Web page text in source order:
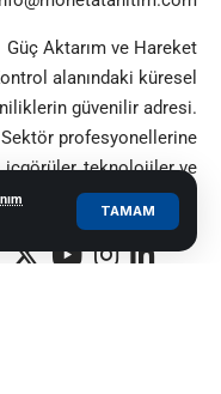
TAMAM
Güç Aktarım ve Hareket
alanındaki küresel
güvenilir adresi.
Sektör profesyonellerine
içgörüler, teknolojiler ve
görüşleri sunuyor.